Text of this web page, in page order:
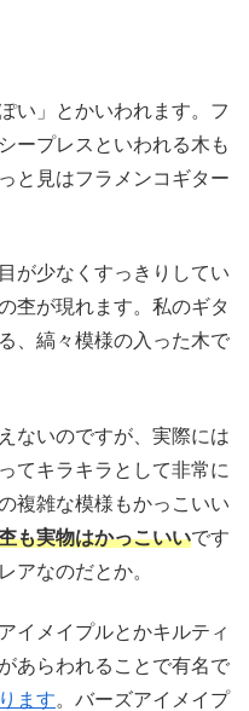
い」とかいわれます。フ
ープレスといわれる木も
と見はフラメンコギター
が少なくすっきりしてい
杢が現れます。私のギタ
、縞々模様の入った木で
ないのですが、実際には
てキラキラとして非常に
複雑な模様もかっこいい
も実物はかっこいいです
アなのだとか。
イメイプルとかキルティ
あらわれることで有名で
ます。バーズアイメイプ